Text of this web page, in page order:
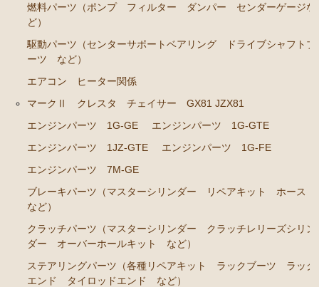
ステアリングパーツ（各種リペアキット ラックブー
足回りパーツ（アッパーマウント ベアリング ボー
燃料パーツ（ポンプ フィルター ダンパー センダ
シャフトブーツ デフなど）
ウエザーストリップ ワイヤー類
ラベル
エアコン ヒーター関係
カローラレビン スプリンタートレノ AE86
エンジンパーツ 4A-GEU
燃料パーツ（ポンプ フィルター ダンパー センダーゲージな
ど）
駆動パーツ（センターサポートベアリング ドライブシャフトブ
ーツ など）
エアコン ヒーター関係
マークⅡ クレスタ チェイサー GX81 JZX81
エンジンパーツ 1G-GE
エンジンパーツ 1G-GTE
エンジンパーツ 1JZ-GTE
エンジンパーツ 1G-FE
エンジンパーツ 7M-GE
ブレーキパーツ（マスターシリンダー リペアキット ホース
など）
クラッチパーツ（マスターシリンダー クラッチレリーズシリン
ダー オーバーホールキット など）
ステアリングパーツ（各種リペアキット ラックブーツ ラック
エンド タイロッドエンド など）